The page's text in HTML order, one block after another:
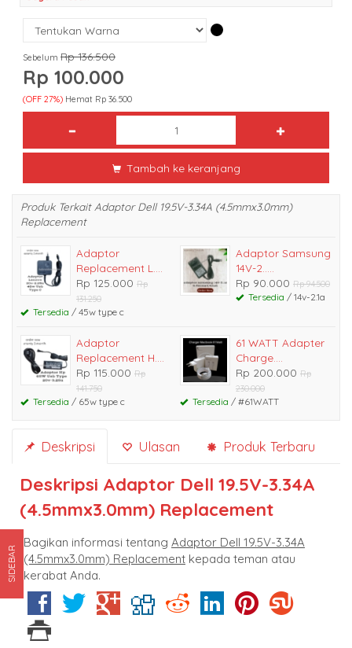
Sebelum Rp 136.500
Rp 100.000
(OFF 27%) Hemat Rp 36.500
Tambah ke keranjang
Produk Terkait Adaptor Dell 19.5V-3.34A (4.5mmx3.0mm)
Replacement
Adaptor
Replacement L....
Rp 125.000 Rp
131.250
Tersedia / 45w type c
Adaptor Samsung
14V-2.....
Rp 90.000 Rp 94.500
Tersedia / 14v-2.1a
Adaptor
Replacement H....
Rp 115.000 Rp
141.750
Tersedia / 65w type c
61 WATT Adapter
Charge....
Rp 200.000 Rp
230.000
Tersedia / #61WATT
Deskripsi Ulasan Produk Terbaru
Deskripsi Adaptor Dell 19.5V-3.34A
(4.5mmx3.0mm) Replacement
Bagikan informasi tentang Adaptor Dell 19.5V-3.34A
(4.5mmx3.0mm) Replacement kepada teman atau
kerabat Anda.
SIDEBAR